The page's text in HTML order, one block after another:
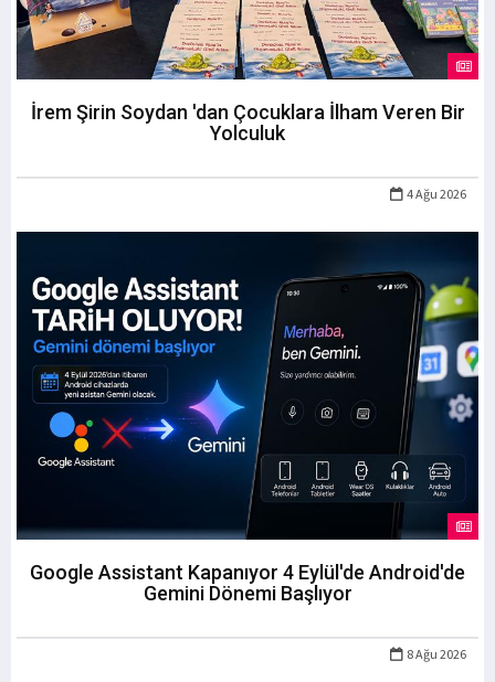
İrem Şirin Soydan 'dan Çocuklara İlham Veren Bir
Yolculuk
4 Ağu 2026
Google Assistant Kapanıyor 4 Eylül'de Android'de
Gemini Dönemi Başlıyor
8 Ağu 2026